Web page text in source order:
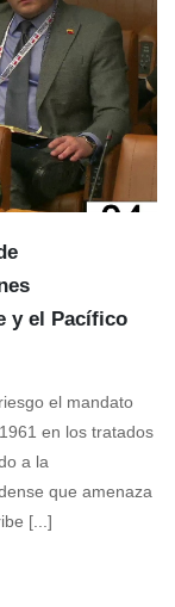
y el Pacífico
el mandato
en los tratados
a la
que amenaza
[...]